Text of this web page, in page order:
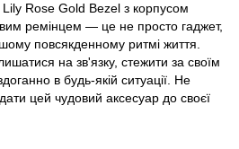
Rose Gold Bezel з корпусом
ремінцем — це не просто гаджет,
повсякденному ритмі життя.
на зв'язку, стежити за своїм
в будь-якій ситуації. Не
цей чудовий аксесуар до своєї